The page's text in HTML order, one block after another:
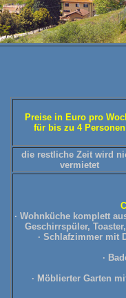
Preise in Euro pro
für bis zu 4 Personen
die restliche Zeit wird
vermietet
· Wohnküche komplett
Geschirrspüler,
· Schlafzimmer mit
·
· Möblierter Garten